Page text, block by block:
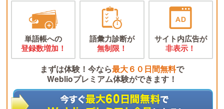
単語帳への
登録数増加！
語彙力診断が
無制限！
サイト内広告が
非表示！
まずは体験！今なら最大６０日間無料で
Weblioプレミアム体験ができます！